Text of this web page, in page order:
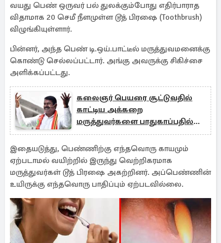
வயது பெண் ஒருவர் பல் துலக்கும்போது எதிர்பாராத
விதாமாக 20 செமீ நீளமுள்ள டூத் பிரஷை (Toothbrush)
விழுங்கியுள்ளார்.
பின்னர், அந்த பெண் டி.ஒய்.பாட்டீல் மருத்துவமனைக்கு
கொண்டு செல்லப்பட்டார். அங்கு அவருக்கு சிகிச்சை
அளிக்கப்பட்டது.
கலைஞர் பெயரை சூட்டுவதில்
காட்டிய அக்கறை
மருத்துவர்களை பாதுகாப்பதில்
காட்டாதது ஏன்? சீமான் கேள்வி
இதையடுத்து, பெண்ணிற்கு எந்தவொரு காயமும்
ஏற்படாமல் வயிற்றில் இருந்து வெற்றிகரமாக
மருத்துவர்கள் டூத் பிரஷை அகற்றினர். அப்பெண்ணின்
உயிருக்கு எந்தவொரு பாதிப்பும் ஏற்படவில்லை.